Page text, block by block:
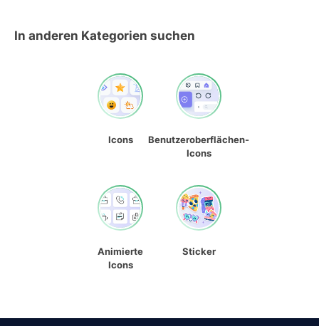
In anderen Kategorien suchen
Icons
Benutzeroberflächen-
Icons
Animierte
Icons
Sticker